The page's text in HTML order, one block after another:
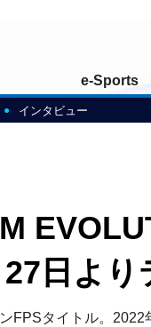
インタビュー
e-Sports
日よ
FPSタイトル。2022